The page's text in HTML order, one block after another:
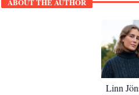
ABOUT THE AUTHOR
Linn